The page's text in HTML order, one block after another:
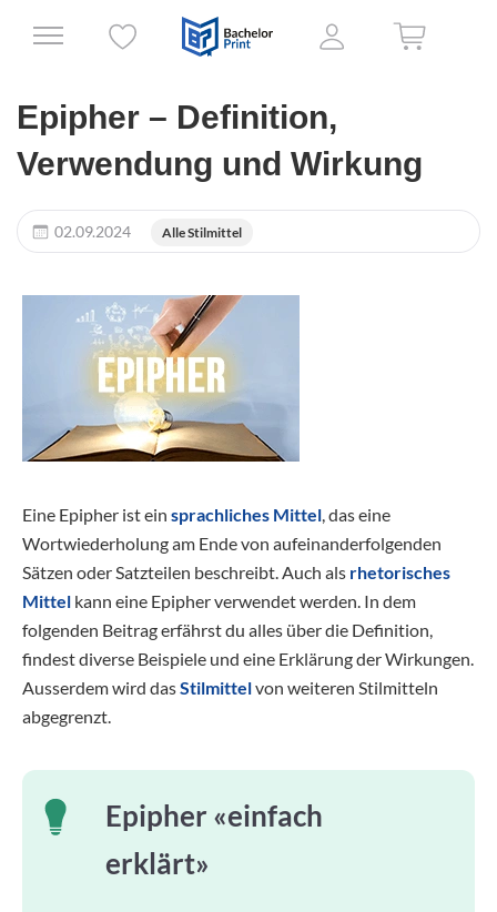
Epipher – Definition,
Verwendung und Wirkung
02.09.2024 Alle Stilmittel
Eine Epipher ist ein sprachliches Mittel, das eine
Wortwiederholung am Ende von aufeinanderfolgenden
Sätzen oder Satzteilen beschreibt. Auch als rhetorisches
Mittel kann eine Epipher verwendet werden. In dem
folgenden Beitrag erfährst du alles über die Definition,
findest diverse Beispiele und eine Erklärung der Wirkungen.
Ausserdem wird dasStilmittelvon weiteren Stilmitteln
abgegrenzt.
Epipher «einfach
erklärt»